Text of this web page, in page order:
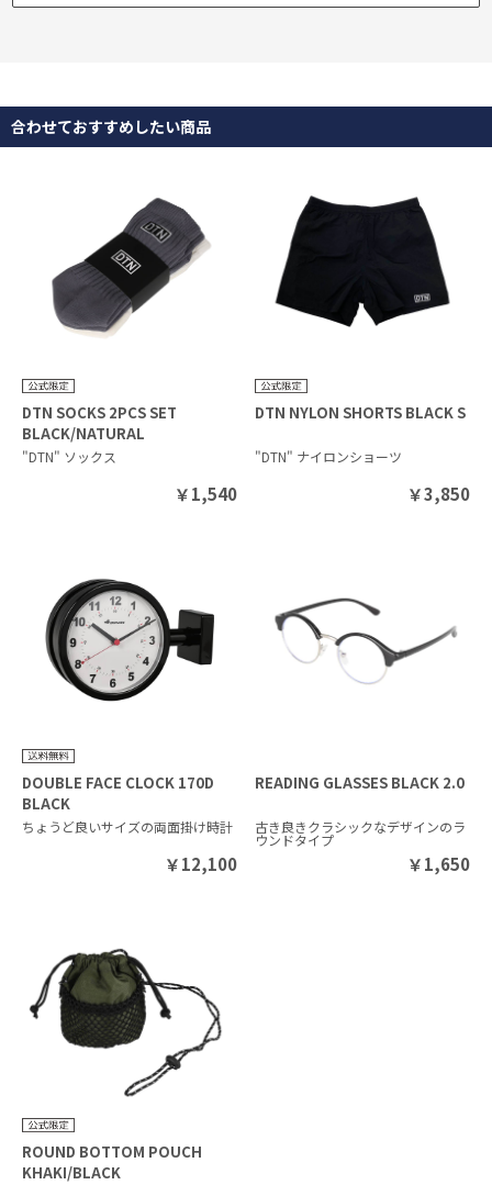
合わせておすすめしたい商品
DTN SOCKS 2PCS SET
BLACK/NATURAL
"DTN" ソックス
￥1,540
DTN NYLON SHORTS BLACK S
"DTN" ナイロンショーツ
￥3,850
DOUBLE FACE CLOCK 170D
BLACK
ちょうど良いサイズの両面掛け時計
￥12,100
READING GLASSES BLACK 2.0
古き良きクラシックなデザインのラ
ウンドタイプ
￥1,650
ROUND BOTTOM POUCH
KHAKI/BLACK